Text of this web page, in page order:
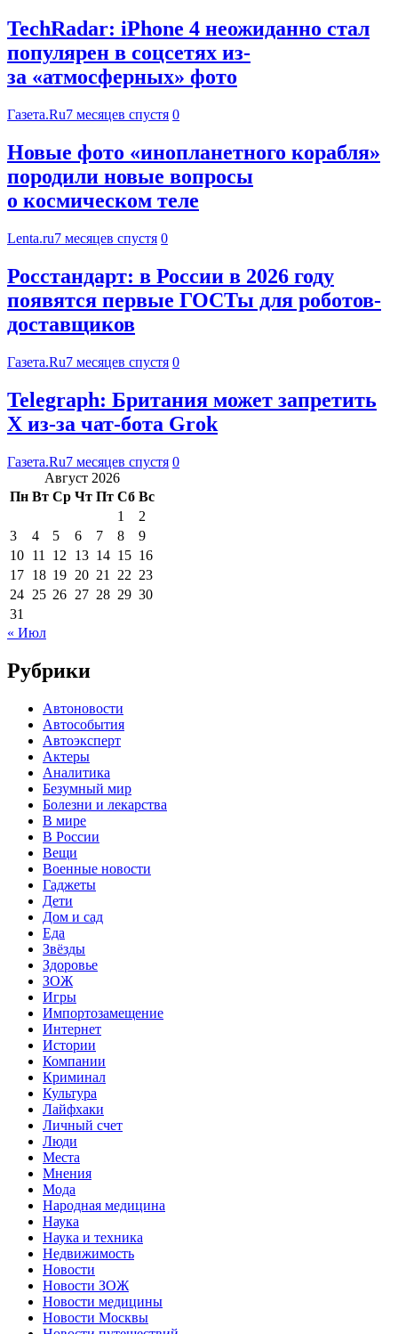
TechRadar: iPhone 4 неожиданно стал
популярен в соцсетях из-
за «атмосферных» фото
Газета.Ru7 месяцев спустя 0
Новые фото «инопланетного корабля»
породили новые вопросы
о космическом теле
Lenta.ru7 месяцев спустя 0
Росстандарт: в России в 2026 году
появятся первые ГОСТы для роботов-
доставщиков
Газета.Ru7 месяцев спустя 0
Telegraph: Британия может запретить
X из-за чат-бота Grok
Газета.Ru7 месяцев спустя 0
Август 2026
Пн Вт Ср Чт Пт Сб Вс
1
2
3
4 5 6 7 8
9
10 11 12 13 14 15 16
17 18 19 20 21 22 23
24 25 26 27 28 29 30
31
« Июл
Рубрики
Автоновости
Автособытия
Автоэксперт
Актеры
Аналитика
Безумный мир
Болезни и лекарства
В мире
В России
Вещи
Военные новости
Гаджеты
Дети
Дом и сад
Еда
Звёзды
Здоровье
ЗОЖ
Игры
Импортозамещение
Интернет
Истории
Компании
Криминал
Культура
Лайфхаки
Личный счет
Люди
Места
Мнения
Мода
Народная медицина
Наука
Наука и техника
Недвижимость
Новости
Новости ЗОЖ
Новости медицины
Новости Москвы